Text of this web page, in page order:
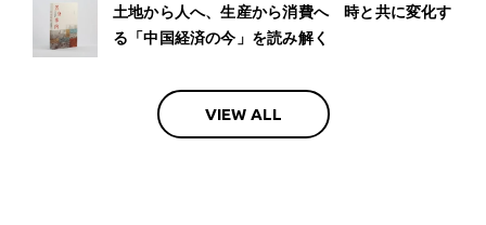
土地から人へ、生産から消費へ 時と共に変化す
る「中国経済の今」を読み解く
VIEW ALL